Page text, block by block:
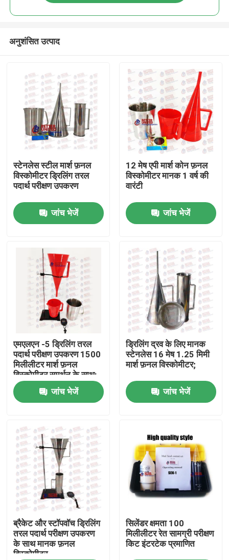
उत्पाद
हमारे बारे में
फैक्टरी यात्रा
गुणवत्ता नियंत्रण
हमसे संपर्क करें
एक बोली का अनुरोध
यूनिवर्सल टेस्टिंग मशीन
मृदा परीक्षण मशीन
कंक्रीट परीक्षण मशीन
अनुशंसित उत्पाद
स्टेनलेस स्टील मार्श फ़नल
विस्कोमीटर ड्रिलिंग तरल
पदार्थ परीक्षण उपकरण
जांच भेजें
12 मेष एपी मार्श कोन फ़नल
विस्कोमीटर मानक 1 वर्ष की
वारंटी
जांच भेजें
एमएलएन -5 ड्रिलिंग तरल
पदार्थ परीक्षण उपकरण 1500
मिलीलीटर मार्श फ़नल
विस्कोमीटर समर्थन के साथ:
जांच भेजें
ड्रिलिंग द्रव के लिए मानक
स्टेनलेस 16 मेष 1.25 मिमी
मार्श फ़नल विस्कोमीटर;
जांच भेजें
ब्रैकेट और स्टॉपवॉच ड्रिलिंग
तरल पदार्थ परीक्षण उपकरण
के साथ मानक फ़नल
विस्कोमीटर
सिलेंडर क्षमता 100
मिलीलीटर रेत सामग्री परीक्षण
किट इंटरटेक प्रमाणित